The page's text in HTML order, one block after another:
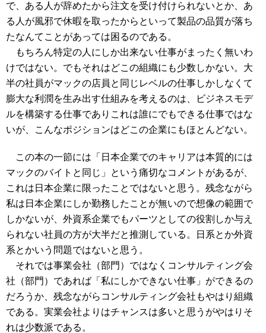
で、ある人が辞めたから注文を受け付けられないとか、あ
る人が風邪で休暇を取ったからといって製品の品質が落ち
たなんてことがあっては困るのである。
もちろん特定の人にしか出来ない仕事がまったく無いわ
けではない。でもそれはどこの組織にも少数しかない。大
半の社員がマックの店員と同じレベルの仕事しかしなくて
膨大な利潤を生み出す仕組みを考えるのは、ビジネスモデ
ルを構築する仕事でありこれは誰にでもできる仕事ではな
いが、こんなポジションはどこの企業にもほとんどない。
この本の一節には「日本企業でのキャリアは本質的には
マックのバイトと同じ」という痛切なコメントがあるが、
これは日本企業に限ったことではないと思う。残念ながら
私は日本企業にしか勤務したことが無いので想像の範囲で
しかないが、外資系企業でもパーツとしての役割しか与え
られない社員の方が大半だと推測している。日系とか外資
系とかいう問題ではないと思う。
それでは事業会社（部門）ではなくコンサルティング会
社（部門）であれば「私にしかできない仕事」ができるの
だろうか、残念ながらコンサルティング会社もやはり組織
である。実業会社よりはチャンスは多いと思うがやはりそ
れは少数派である。